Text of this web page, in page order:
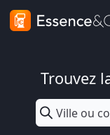
Trouvez